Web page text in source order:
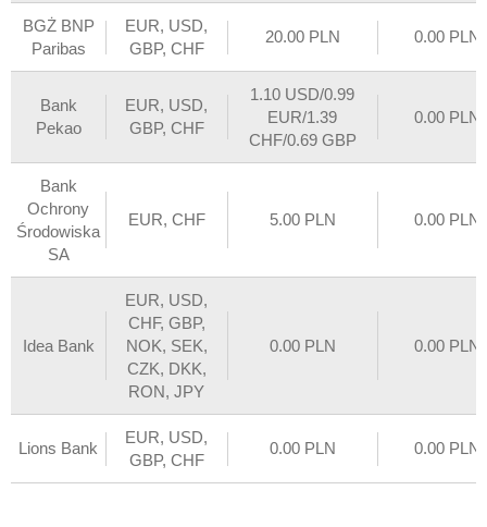
BGŻ BNP
Paribas
EUR, USD,
GBP, CHF
20.00 PLN 0.00 PLN
Bank
Pekao
EUR, USD,
GBP, CHF
1.10 USD/0.99
EUR/1.39
CHF/0.69 GBP
0.00 PLN
Bank
Ochrony
Środowiska
SA
EUR, CHF 5.00 PLN 0.00 PLN
Idea Bank
EUR, USD,
CHF, GBP,
NOK, SEK,
CZK, DKK,
RON, JPY
0.00 PLN 0.00 PLN
Lions Bank
EUR, USD,
GBP, CHF
0.00 PLN 0.00 PLN